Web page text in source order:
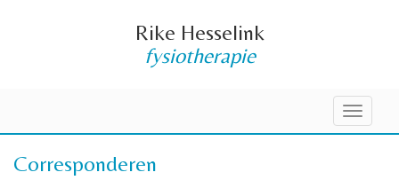
Rike Hesselink
fysiotherapie
Toggle
Corresponderen